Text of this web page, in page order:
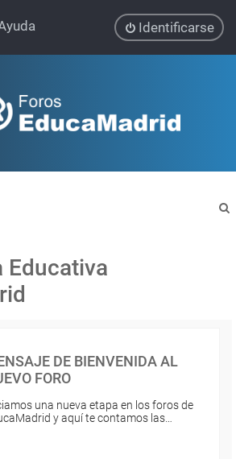
Identificarse
Educativa
DE BIENVENIDA AL
FORO
una nueva etapa en los foros de
y aquí te contamos las…